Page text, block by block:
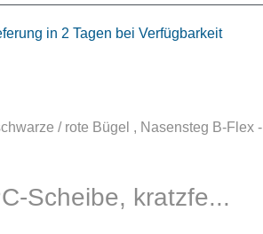
in 2 Tagen bei Verfügbarkeit
/ rote Bügel , Nasensteg B-Flex -
Scheibe, kratzfe...